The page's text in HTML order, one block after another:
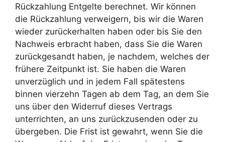
Rückzahlung Entgelte berechnet. Wir können
die Rückzahlung verweigern, bis wir die Waren
wieder zurückerhalten haben oder bis Sie den
Nachweis erbracht haben, dass Sie die Waren
zurückgesandt haben, je nachdem, welches der
frühere Zeitpunkt ist. Sie haben die Waren
unverzüglich und in jedem Fall spätestens
binnen vierzehn Tagen ab dem Tag, an dem Sie
uns über den Widerruf dieses Vertrags
unterrichten, an uns zurückzusenden oder zu
übergeben. Die Frist ist gewahrt, wenn Sie die